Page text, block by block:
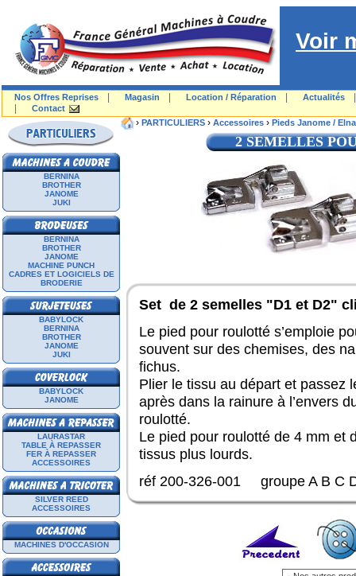
Voir
Nos Offres Reprises Magasin Location / Réparation Actualités
Contact
BERNINA
BROTHER
JANOME
JUKI
BERNINA
BROTHER
JANOME
MACHINE PUNCH
CADRES ET LOGICIELS DE
BRODERIE
BABYLOCK
BERNINA
BROTHER
JANOME
JUKI
BABYLOCK
JANOME
LAURASTAR
TABLE À REPASSER
FER À REPASSER
ACCESSOIRES
SILVER REED
ACCESSOIRES
MACHINES D'OCCASION
› PARTICULIERS › Accessoires › Pieds Janome / Elna
2 SEMELLES
Set de 2 semelles "D1 et D2"
Le pied pour roulotté s’emploie
souvent sur des chemises, des
fichus.
Plier le tissu au départ et passez
après dans la rainure à l’envers
roulotté.
Le pied pour roulotté de 4 mm et
tissus plus lourds.
réf 200-326-001 groupe A B C